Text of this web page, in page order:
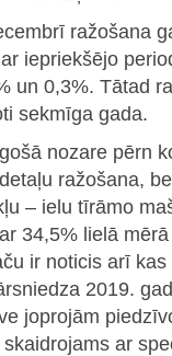
ražošana
iepriekšējo
un 0,3%. Tātad
sekmīga gada.
nozare pērn
ražošana,
– ielu tīrāmo
34,5% lielā
ir noticis arī
2019.
joprojām
ar